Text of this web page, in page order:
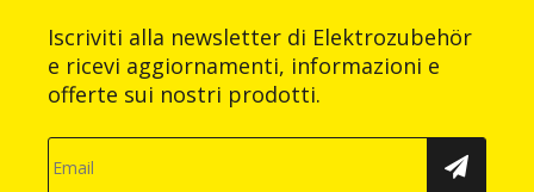
Iscriviti alla newsletter di Elektrozubehör
e ricevi aggiornamenti, informazioni e
offerte sui nostri prodotti.